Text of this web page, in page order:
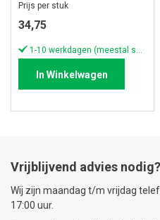
Prijs per stuk
34,75
In Winkelwagen
Vrijblijvend advies nodig?
Wij zijn maandag t/m vrijdag
17:00 uur.